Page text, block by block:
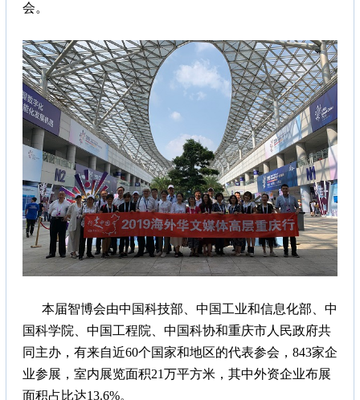
会。
本届智博会由中国科技部、中国工业和信息化部、中
国科学院、中国工程院、中国科协和重庆市人民政府共
同主办，有来自近60个国家和地区的代表参会，843家企
业参展，室内展览面积21万平方米，其中外资企业布展
面积占比达13.6%。